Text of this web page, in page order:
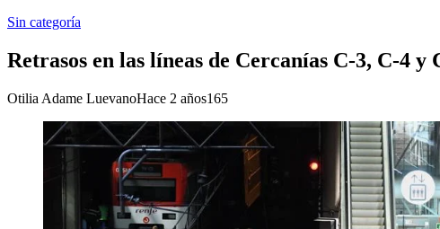
Sin categoría
Retrasos en las líneas de Cercanías C-3, C-4
Otilia Adame LuevanoHace 2 años165